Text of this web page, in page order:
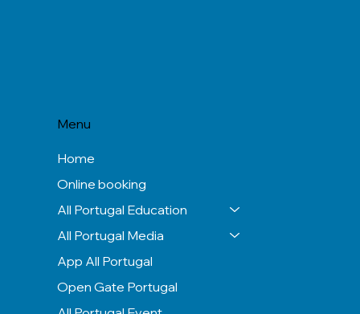
Menu
Home
Online booking
All Portugal Education
All Portugal Media
App All Portugal
Open Gate Portugal